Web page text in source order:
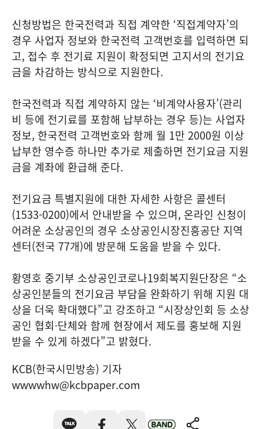
신청방법은 한국전력과 직접 계약한 ‘직접계약자’의
경우 사업자 정보와 한국전력 고객번호를 입력하면 되
고, 접수 후 전기료 지원이 확정되면 고지서의 전기요
금을 차감하는 방식으로 지원한다.
한국전력과 직접 계약하지 않는 ‘비계약사용자’(관리
비 등에 전기료를 포함해 납부하는 경우 등)는 사업자
정보, 한국전력 고객번호와 함께 월 1만 2000원 이상
납부한 영수증 하나만 추가로 제출하면 전기요금 지원
금을 계좌에 환급해 준다.
전기요금 특별지원에 대한 자세한 사항은 콜센터
(1533-0200)에서 안내받을 수 있으며, 온라인 신청이
어려운 소상공인의 경우 소상공인시장진흥공단 지역
센터(전국 77개)에 방문해 도움을 받을 수 있다.
황영호 중기부 소상공인코로나19회복지원단장은 “소
상공인분들의 전기요금 부담을 완화하기 위해 지원 대
상을 더욱 확대했다”고 강조하고 “시장상인회 등 소상
공인 협회·단체와 함께 현장에서 제도를 홍보해 지원
받을 수 있게 하겠다”고 밝혔다.
KCB(한국시민방송) 기자
wwwwhw@kcbpaper.com